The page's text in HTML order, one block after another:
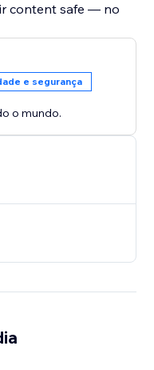
content safe — no
e segurança
o mundo.